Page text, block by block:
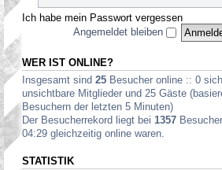
Ich habe mein Passwort vergessen
Angemeldet bleiben
WER IST ONLINE?
Insgesamt sind 25 Besucher online :: 0
unsichtbare Mitglieder und 25 Gäste
Besuchern der letzten 5 Minuten)
Der Besucherrekord liegt bei 1357
04:29 gleichzeitig online waren.
STATISTIK